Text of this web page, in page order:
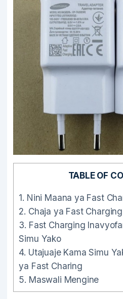
TABLE OF
1. Nini Maana ya Fast
2. Chaja ya Fast
3. Fast Charging
Simu Yako
4. Utajuaje Kama Simu
ya Fast Charing
5. Maswali Mengine